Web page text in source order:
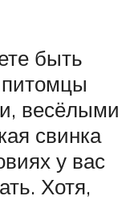
быть
весёлыми
свинка
у вас
Хотя,